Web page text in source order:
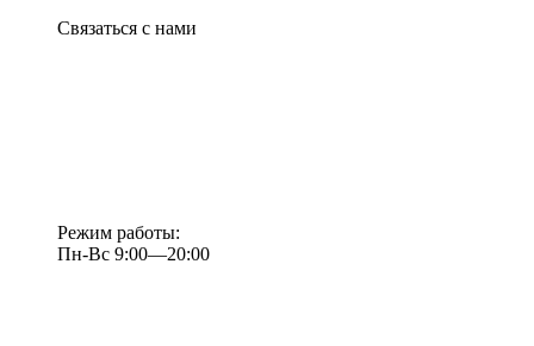
Связаться с нами
Режим работы:
Пн-Вс 9:00—20:00